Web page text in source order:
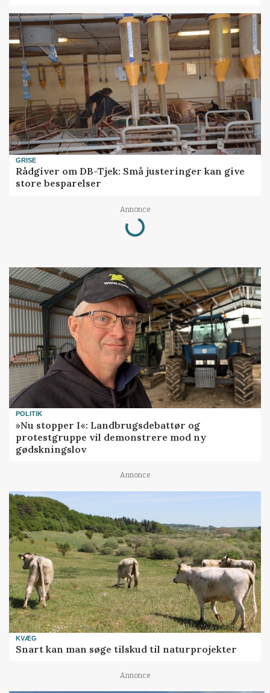
GRISE
Rådgiver om DB-Tjek: Små justeringer kan give
store besparelser
Annonce
Loading...
POLITIK
»Nu stopper I«: Landbrugsdebattør og
protestgruppe vil demonstrere mod ny
gødskningslov
Annonce
KVÆG
Snart kan man søge tilskud til naturprojekter
Annonce